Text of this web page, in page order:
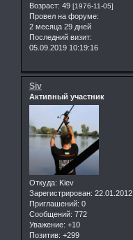
Возраст: 49 [1976-11-05]
Провел на форуме:
2 месяца 29 дней
Последний визит:
05.09.2019 10:19:16
Siv
Активный участник
Откуда: Kiev
Зарегистрирован: 22.01.2012
Приглашений: 0
Сообщений: 772
Уважение: +10
Позитив: +299